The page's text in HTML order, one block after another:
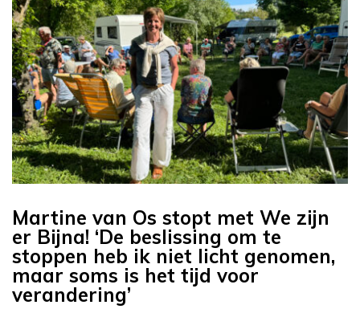
Martine van Os stopt met We zijn
er Bijna! ‘De beslissing om te
stoppen heb ik niet licht genomen,
maar soms is het tijd voor
verandering’